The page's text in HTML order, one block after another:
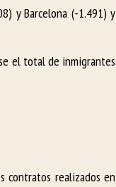
y Barcelona (-1.491) y
el total de inmigrantes
contratos realizados en